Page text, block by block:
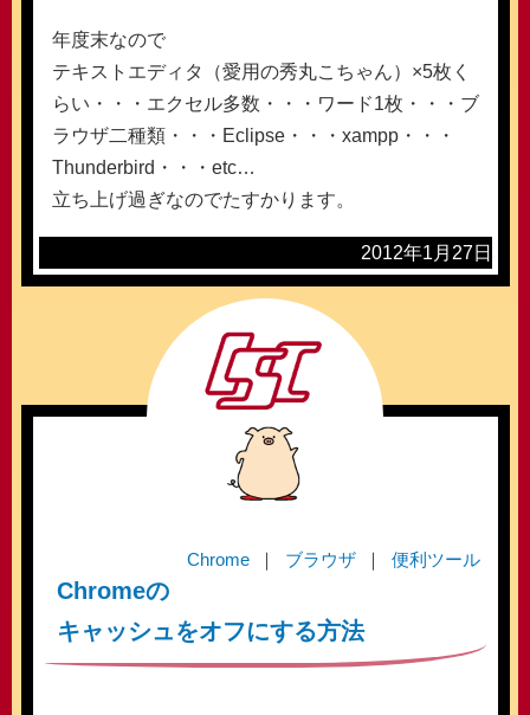
年度末なので
テキストエディタ（愛用の秀丸こちゃん）×5枚く
らい・・・エクセル多数・・・ワード1枚・・・ブ
ラウザ二種類・・・Eclipse・・・xampp・・・
Thunderbird・・・etc…
立ち上げ過ぎなのでたすかります。
2012年1月27日
Chrome ブラウザ 便利ツール
Chromeの
キャッシュをオフにする方法